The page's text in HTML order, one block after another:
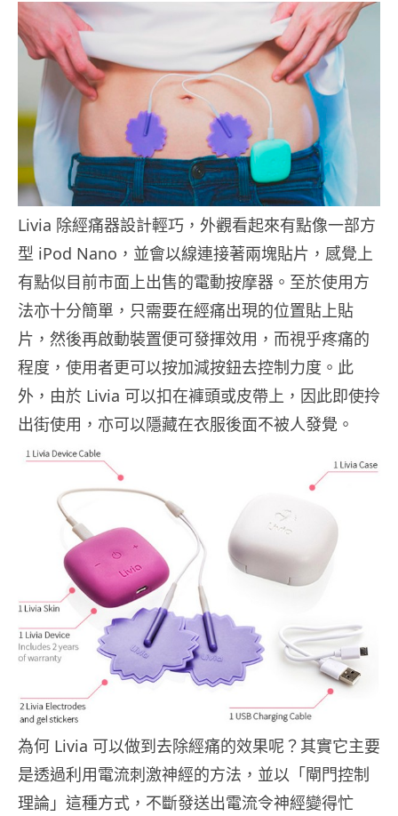
Livia 除經痛器設計輕巧，外觀看起來有點像一部方
型 iPod Nano，並會以線連接著兩塊貼片，感覺上
有點似目前市面上出售的電動按摩器。至於使用方
法亦十分簡單，只需要在經痛出現的位置貼上貼
片，然後再啟動裝置便可發揮效用，而視乎疼痛的
程度，使用者更可以按加減按鈕去控制力度。此
外，由於 Livia 可以扣在褲頭或皮帶上，因此即使拎
出街使用，亦可以隱藏在衣服後面不被人發覺。
為何 Livia 可以做到去除經痛的效果呢？其實它主要
是透過利用電流刺激神經的方法，並以「閘門控制
理論」這種方式，不斷發送出電流令神經變得忙